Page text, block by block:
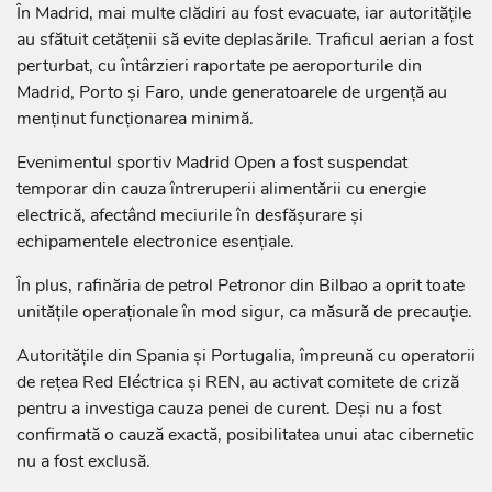
În Madrid, mai multe clădiri au fost evacuate, iar autoritățile
au sfătuit cetățenii să evite deplasările. Traficul aerian a fost
perturbat, cu întârzieri raportate pe aeroporturile din
Madrid, Porto și Faro, unde generatoarele de urgență au
menținut funcționarea minimă.
Evenimentul sportiv Madrid Open a fost suspendat
temporar din cauza întreruperii alimentării cu energie
electrică, afectând meciurile în desfășurare și
echipamentele electronice esențiale.
În plus, rafinăria de petrol Petronor din Bilbao a oprit toate
unitățile operaționale în mod sigur, ca măsură de precauție.
Autoritățile din Spania și Portugalia, împreună cu operatorii
de rețea Red Eléctrica și REN, au activat comitete de criză
pentru a investiga cauza penei de curent. Deși nu a fost
confirmată o cauză exactă, posibilitatea unui atac cibernetic
nu a fost exclusă.